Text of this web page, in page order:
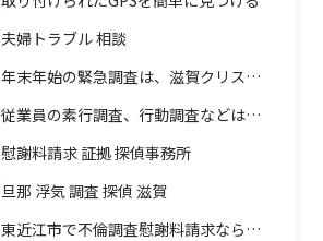
夫婦トラブル 相談
年末年始の緊急調査は、滋賀クリスタル探偵事務所へご相談
従業員の素行調査、行動調査などは、滋賀クリスタル探偵事務所へまずは、ご相談
慰謝料請求 証拠 探偵事務所
旦那 浮気 調査 探偵 滋賀
東近江市で不倫調査慰謝料請求なら滋賀クリスタル探偵事務所へご相談